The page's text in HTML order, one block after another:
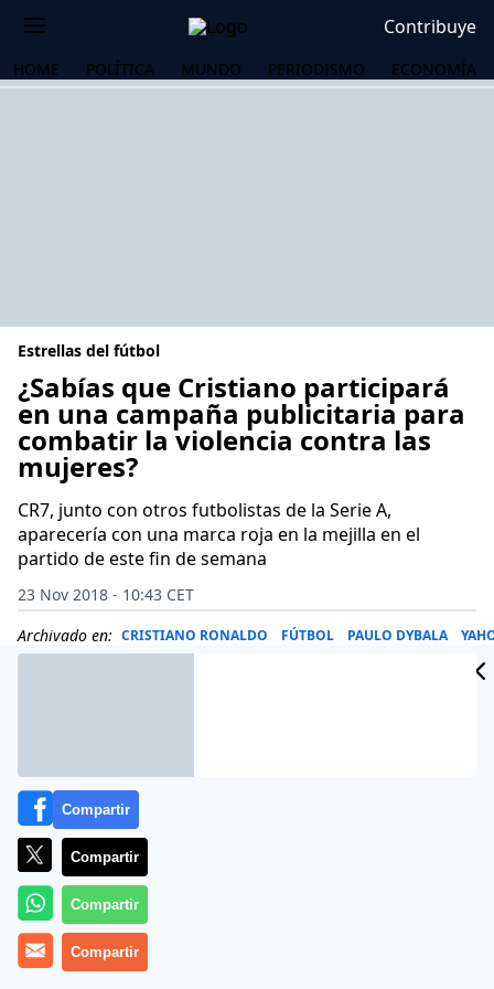
Contribuye
HOME POLÍTICA MUNDO PERIODISMO ECONOMÍA
Estrellas del fútbol
¿Sabías que Cristiano participará
en una campaña publicitaria para
combatir la violencia contra las
mujeres?
CR7, junto con otros futbolistas de la Serie A,
aparecería con una marca roja en la mejilla en el
partido de este fin de semana
23 Nov 2018 - 10:43 CET
Archivado en: CRISTIANO RONALDO FÚTBOL PAULO DYBALA
Compartir
Compartir
Compartir
Compartir